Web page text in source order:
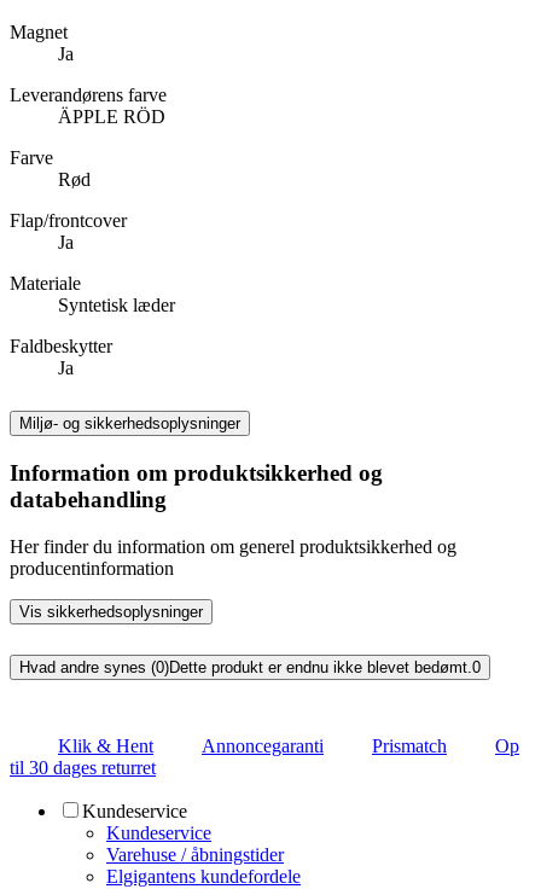
Magnet
Ja
Leverandørens farve
ÄPPLE RÖD
Farve
Rød
Flap/frontcover
Ja
Materiale
Syntetisk læder
Faldbeskytter
Ja
Miljø- og sikkerhedsoplysninger
Information om produktsikkerhed og
databehandling
Her finder du information om generel produktsikkerhed og
producentinformation
Vis sikkerhedsoplysninger
Hvad andre synes (0)Dette produkt er endnu ikke blevet bedømt.0
Klik & Hent Annoncegaranti Prismatch
Op
til 30 dages returret
Kundeservice
Kundeservice
Varehuse / åbningstider
Elgigantens kundefordele